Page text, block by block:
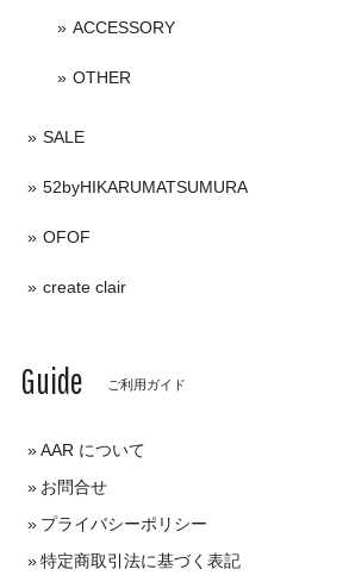
ACCESSORY
OTHER
SALE
52byHIKARUMATSUMURA
OFOF
create clair
Guide ご利用ガイド
AAR について
お問合せ
プライバシーポリシー
特定商取引法に基づく表記